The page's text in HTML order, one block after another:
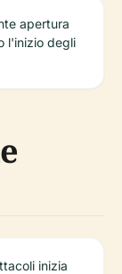
apertura
l'inizio degli
inizia